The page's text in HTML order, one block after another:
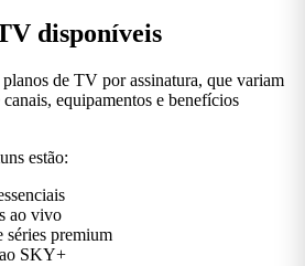
disponíveis
de TV por assinatura, que variam
equipamentos e benefícios
estão:
ao vivo
séries premium
SKY+